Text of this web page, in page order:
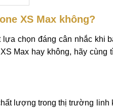
XS Max không?
chọn đáng cân nhắc khi
Max hay không, hãy
lượng trong thị trường linh